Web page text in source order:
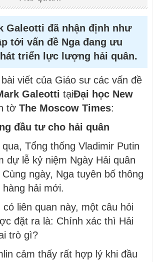
Galeotti đã nhận định như
tới vấn đề Nga đang ưu
triển lực lượng hải quân.
viết của Giáo sư các vấn đề
Galeotti tạiĐại học New
tờ The Moscow Times:
đầu tư cho hải quân
Tổng thống Vladimir Putin
dự lễ kỷ niệm Ngày Hải quân
ngày, Nga tuyên bố thông
hải mới.
liên quan này, một câu hỏi
đặt ra là: Chính xác thì Hải
trò gì?
cảm thấy rất hợp lý khi đầu